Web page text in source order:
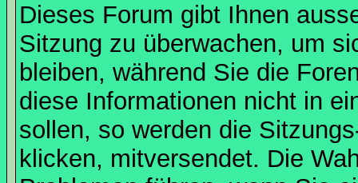
Dieses Forum gibt Ihnen
Sitzung zu überwachen, um
bleiben, während Sie die
diese Informationen nicht in
sollen, so werden die
klicken, mitversendet. Die